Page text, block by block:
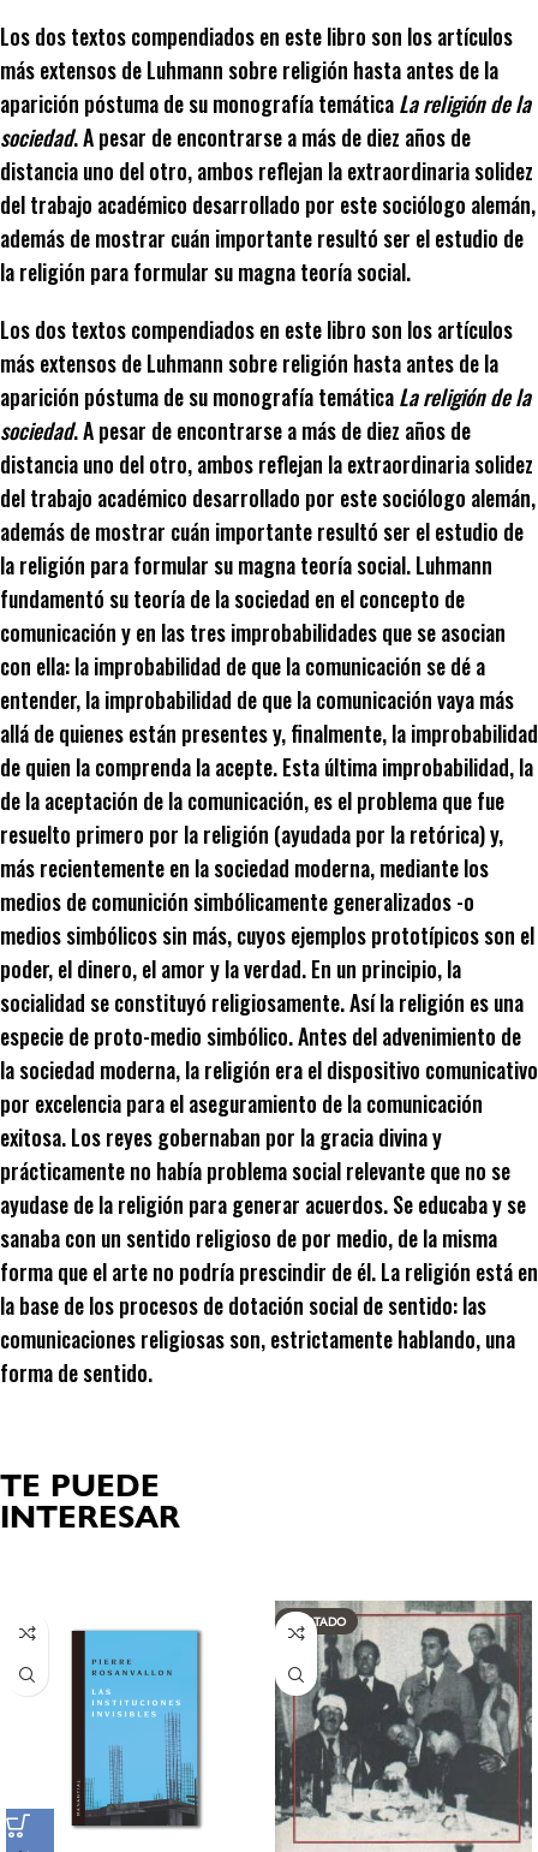
Los dos textos compendiados en este libro son los artículos
más extensos de Luhmann sobre religión hasta antes de la
aparición póstuma de su monografía temáticaLa religión de la
sociedad. A pesar de encontrarse a más de diez años de
distancia uno del otro, ambos reflejan la extraordinaria solidez
del trabajo académico desarrollado por este sociólogo alemán,
además de mostrar cuán importante resultó ser el estudio de
la religión para formular su magna teoría social.
Los dos textos compendiados en este libro son los artículos
más extensos de Luhmann sobre religión hasta antes de la
aparición póstuma de su monografía temáticaLa religión de la
sociedad. A pesar de encontrarse a más de diez años de
distancia uno del otro, ambos reflejan la extraordinaria solidez
del trabajo académico desarrollado por este sociólogo alemán,
además de mostrar cuán importante resultó ser el estudio de
la religión para formular su magna teoría social. Luhmann
fundamentó su teoría de la sociedad en el concepto de
comunicación y en las tres improbabilidades que se asocian
con ella: la improbabilidad de que la comunicación se dé a
entender, la improbabilidad de que la comunicación vaya más
allá de quienes están presentes y, finalmente, la improbabilidad
de quien la comprenda la acepte. Esta última improbabilidad, la
de la aceptación de la comunicación, es el problema que fue
resuelto primero por la religión (ayudada por la retórica) y,
más recientemente en la sociedad moderna, mediante los
medios de comunición simbólicamente generalizados -o
medios simbólicos sin más, cuyos ejemplos prototípicos son el
poder, el dinero, el amor y la verdad. En un principio, la
socialidad se constituyó religiosamente. Así la religión es una
especie de proto-medio simbólico. Antes del advenimiento de
la sociedad moderna, la religión era el dispositivo comunicativo
por excelencia para el aseguramiento de la comunicación
exitosa. Los reyes gobernaban por la gracia divina y
prácticamente no había problema social relevante que no se
ayudase de la religión para generar acuerdos. Se educaba y se
sanaba con un sentido religioso de por medio, de la misma
forma que el arte no podría prescindir de él. La religión está en
la base de los procesos de dotación social de sentido: las
comunicaciones religiosas son, estrictamente hablando, una
forma de sentido.
TE PUEDE
INTERESAR
AGOTADO